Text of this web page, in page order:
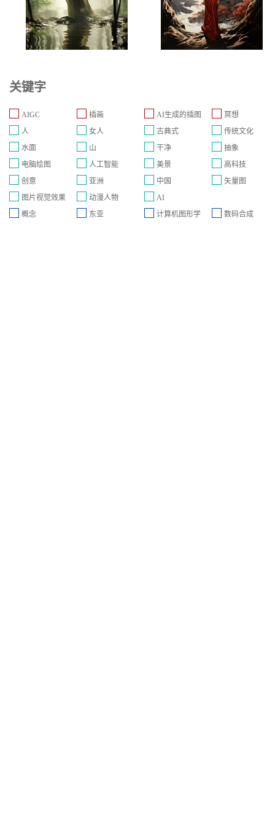
关键字
AIGC 插画 AI生成的插图
冥想
人
女人 古典式
传统文化
水面
山 干净
抽象
电脑绘图
人工智能 美景
高科技
创意
亚洲 中国
矢量图
图片视觉效果
动漫人物
AI
概念
东亚 计算机图形学 数码合成